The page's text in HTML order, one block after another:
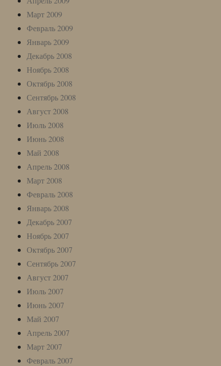
Март 2009
Февраль 2009
Январь 2009
Декабрь 2008
Ноябрь 2008
Октябрь 2008
Сентябрь 2008
Август 2008
Июль 2008
Июнь 2008
Май 2008
Апрель 2008
Март 2008
Февраль 2008
Январь 2008
Декабрь 2007
Ноябрь 2007
Октябрь 2007
Сентябрь 2007
Август 2007
Июль 2007
Июнь 2007
Май 2007
Апрель 2007
Март 2007
Февраль 2007